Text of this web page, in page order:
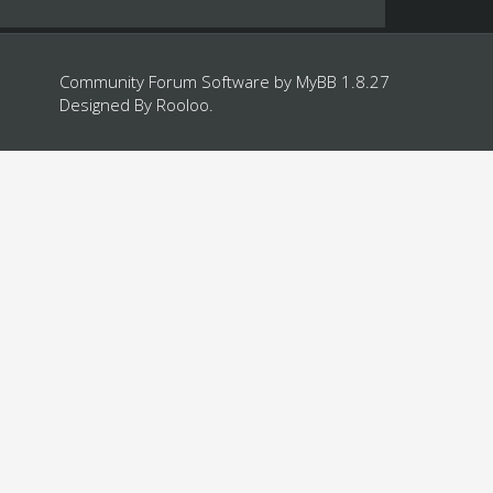
Community Forum Software by MyBB 1.8.27
Designed By Rooloo.